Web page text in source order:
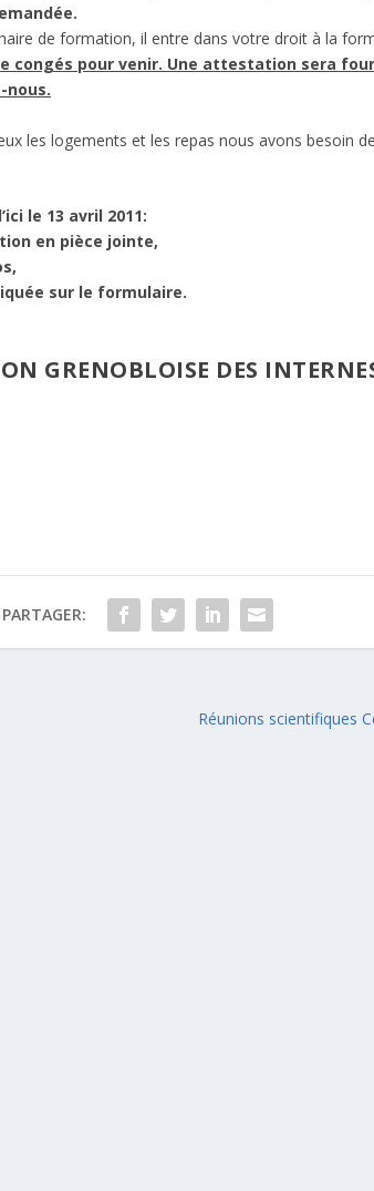
de formation, il entre dans votre droit à la
congés pour venir. Une attestation sera
nous.
les logements et les repas nous avons besoin
le 13 avril 2011:
en pièce jointe,
sur le formulaire.
GRENOBLOISE DES
PARTAGER:
Réunions scientifiques